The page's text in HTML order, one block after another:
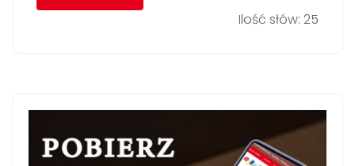
Ilość słów: 25